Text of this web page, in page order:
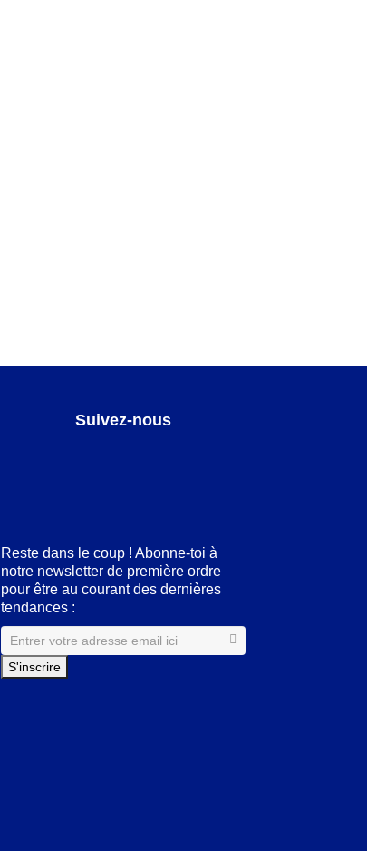
Suivez-nous
Reste dans le coup ! Abonne-toi à
notre newsletter de première ordre
pour être au courant des dernières
tendances :